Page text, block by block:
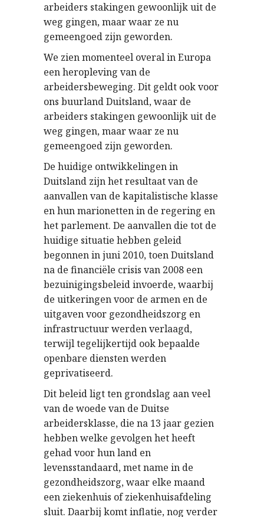
arbeiders stakingen gewoonlijk uit de
weg gingen, maar waar ze nu
gemeengoed zijn geworden.
We zien momenteel overal in Europa
een heropleving van de
arbeidersbeweging. Dit geldt ook voor
ons buurland Duitsland, waar de
arbeiders stakingen gewoonlijk uit de
weg gingen, maar waar ze nu
gemeengoed zijn geworden.
De huidige ontwikkelingen in
Duitsland zijn het resultaat van de
aanvallen van de kapitalistische klasse
en hun marionetten in de regering en
het parlement. De aanvallen die tot de
huidige situatie hebben geleid
begonnen in juni 2010, toen Duitsland
na de financiële crisis van 2008 een
bezuinigingsbeleid invoerde, waarbij
de uitkeringen voor de armen en de
uitgaven voor gezondheidszorg en
infrastructuur werden verlaagd,
terwijl tegelijkertijd ook bepaalde
openbare diensten werden
geprivatiseerd.
Dit beleid ligt ten grondslag aan veel
van de woede van de Duitse
arbeidersklasse, die na 13 jaar gezien
hebben welke gevolgen het heeft
gehad voor hun land en
levensstandaard, met name in de
gezondheidszorg, waar elke maand
een ziekenhuis of ziekenhuisafdeling
sluit. Daarbij komt inflatie, nog verder